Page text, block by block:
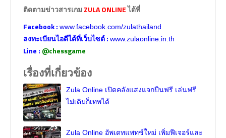
ติดตามข่าวสารเกมZULA ONLINEได้ที่
Facebook : www.facebook.com/zulathailand
ลงทะเบียนไอดีได้ที่เว็บไซต์ : www.zulaonline.in.th
Line : @chessgame
เรื่องที่เกี่ยวข้อง
Zula Online เปิดคลังแสงแจกปืนฟรี เล่นฟรี
ไม่เติมก็เทพได้
Zula Online อัพเดทแพทช์ใหม่ เพิ่มฟีเจอร์และ